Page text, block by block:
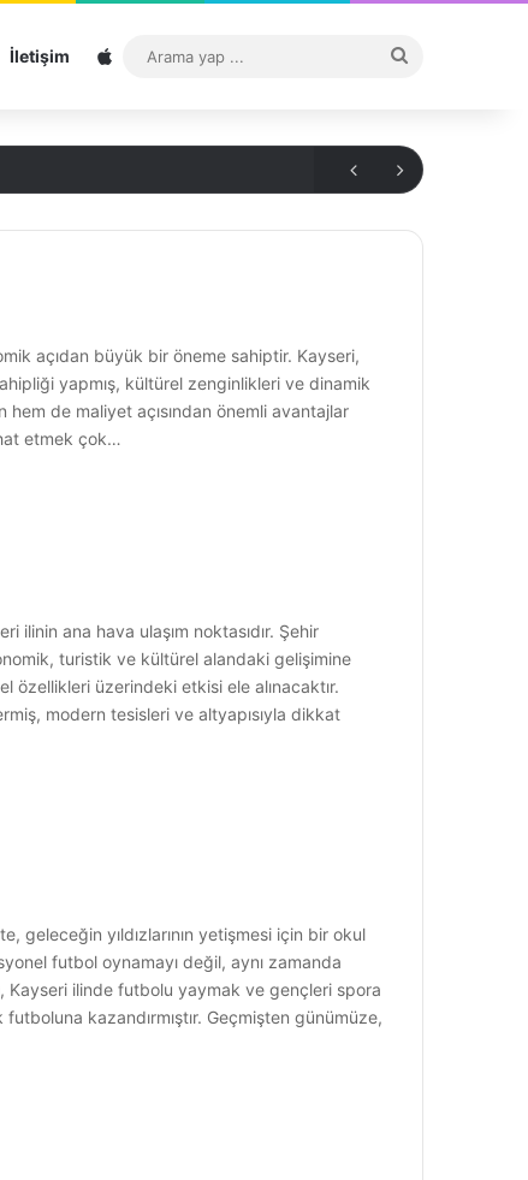
İletişim Sitemap
...
açıdan büyük bir öneme sahiptir. Kayseri,
yapmış, kültürel zenginlikleri ve dinamik
de maliyet açısından önemli avantajlar
etmek çok…
ilinin ana hava ulaşım noktasıdır. Şehir
turistik ve kültürel alandaki gelişimine
özellikleri üzerindeki etkisi ele alınacaktır.
modern tesisleri ve altyapısıyla dikkat
geleceğin yıldızlarının yetişmesi için bir okul
futbol oynamayı değil, aynı zamanda
Kayseri ilinde futbolu yaymak ve gençleri spora
kazandırmıştır. Geçmişten günümüze,